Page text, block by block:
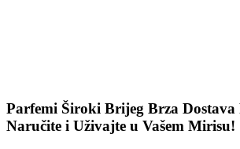
Parfemi Široki Brijeg Brza Dostava
Naručite i Uživajte u Vašem Mirisu!